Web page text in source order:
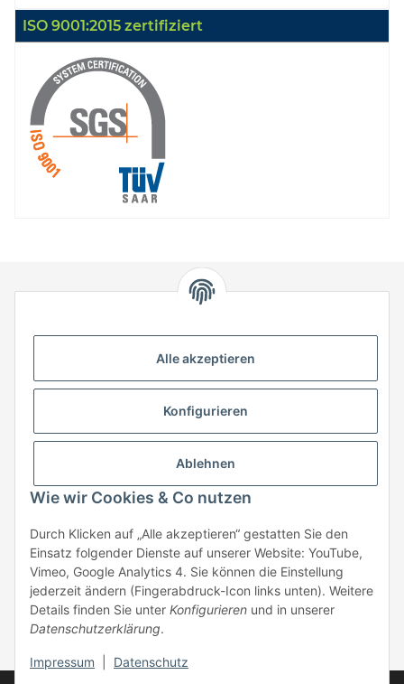
ISO 9001:2015 zertifiziert
74538 Rosengarten-Uttenhofen
Telefon: +49 (0) 7907 943 690
Fax: +49 (0) 7907 942 0222
Mail:info@hstronic-gmbh.de
Beratung:+49 (0) 7907 943690
Anfragen oder Muster anfordern:
info@hstronic-gmbh.de
* Alle Preise zzgl. gesetzlicher USt., zzgl.
Alle akzeptieren
Konfigurieren
Ablehnen
Wie wir Cookies & Co nutzen
Durch Klicken auf „Alle akzeptieren“ gestatten Sie den
Einsatz folgender Dienste auf unserer Website: YouTube,
Vimeo, Google Analytics 4. Sie können die Einstellung
jederzeit ändern (Fingerabdruck-Icon links unten). Weitere
Details finden Sie unter Konfigurieren und in unserer
Datenschutzerklärung.
Impressum Datenschutz